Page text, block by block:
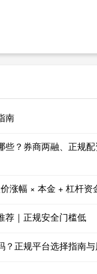
南
些？券商两融、正规
涨幅 × 本金 + 杠杆资
荐｜正规安全门槛低
？正规平台选择指南